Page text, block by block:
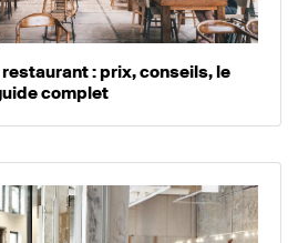
: prix, conseils, le
complet